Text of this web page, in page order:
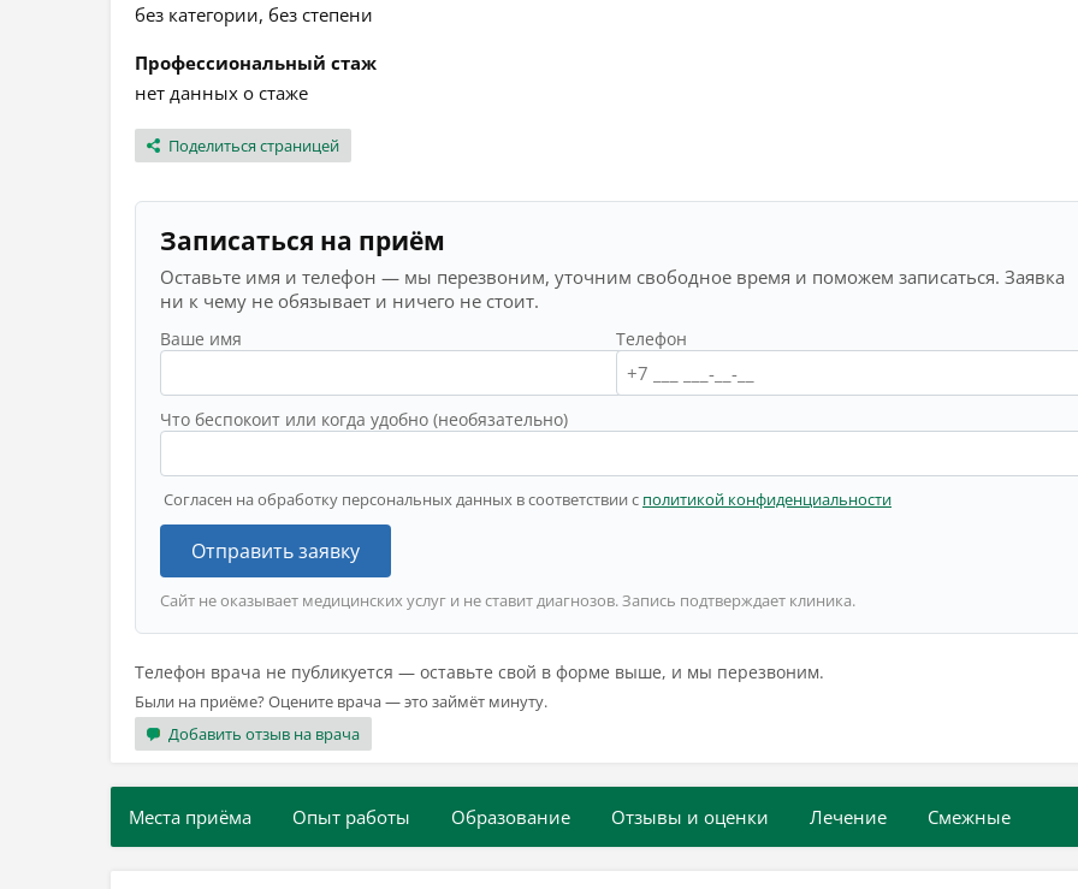
без категории, без степени
Профессиональный стаж
нет данных о стаже
Поделиться страницей
Записаться на приём
Оставьте имя и телефон — мы перезвоним, уточним свободное время и поможем записаться. Заявка
ни к чему не обязывает и ничего не стоит.
Ваше имя Телефон
Что беспокоит или когда удобно (необязательно)
Согласен на обработку персональных данных в соответствии с политикой конфиденциальности
Отправить заявку
Сайт не оказывает медицинских услуг и не ставит диагнозов. Запись подтверждает клиника.
Телефон врача не публикуется — оставьте свой в форме выше, и мы перезвоним.
Были на приёме? Оцените врача — это займёт минуту.
Добавить отзыв на врача
Места приёма Опыт работы Образование Отзывы и оценки Лечение Смежные